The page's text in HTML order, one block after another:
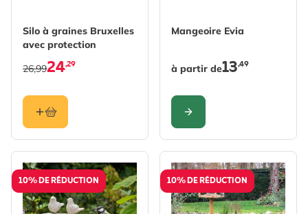
Silo à graines Bruxelles
avec protection
24,29
26,99
Mangeoire Evia
à partir de13,49
CONFIGURER
10% DE RÉDUCTION 10% DE RÉDUCTION